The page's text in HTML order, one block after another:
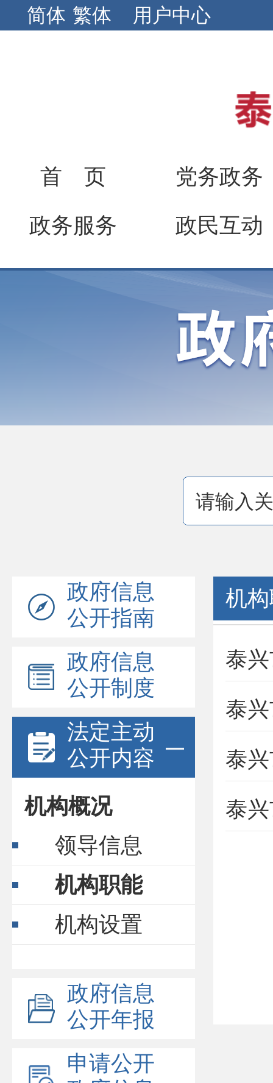
简体 繁体 用户中心
首 页
党务政务
政务服务
政民互动
政府信息
公开指南
政府信息
公开制度
法定主动
公开内容
机构概况
领导信息
机构职能
机构设置
政府信息
公开年报
申请公开
机
泰
泰
泰
泰